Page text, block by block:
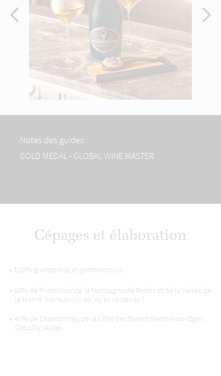
Notes des guides
GOLD MEDAL - GLOBAL WINE MASTER
Cépages et élaboration
• 100% grands crus et premiers crus :
• 60% de Pinot Noir de la Montagne de Reims et de la Vallée de
la Marne (Mareuil-sur-Aÿ, Aÿ et Verzenay )
• 40% de Chardonnay de la Côte des Blancs (Mesnil-sur-Oger,
Chouilly, Avize)